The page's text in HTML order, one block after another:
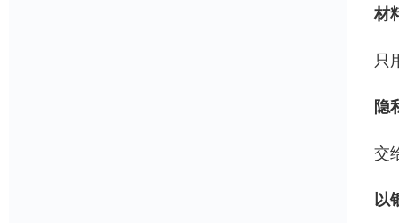
材
只
隐
交
以